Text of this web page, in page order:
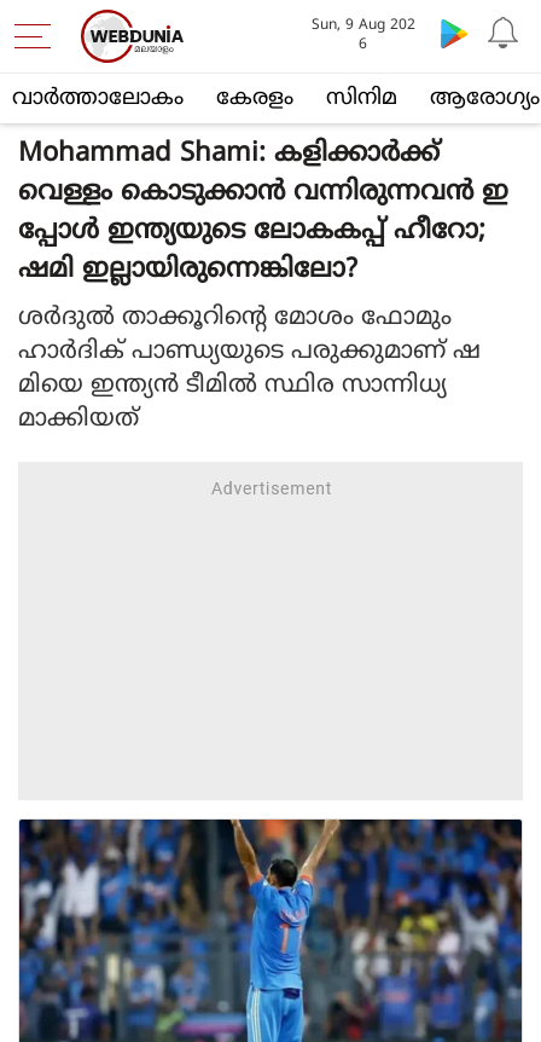
വാര്‍ത്താലോകം കേരളം സിനിമ ആരോഗ്യം
Sun, 9 Aug 202
6
Mohammad Shami: കളിക്കാര്‍ക്ക്
വെള്ളം കൊടുക്കാന്‍ വന്നിരുന്നവന്‍ ഇ
പ്പോള്‍ ഇന്ത്യയുടെ ലോകകപ്പ് ഹീറോ;
ഷമി ഇല്ലായിരുന്നെങ്കിലോ?
ശര്‍ദുല്‍ താക്കൂറിന്റെ മോശം ഫോമും
ഹാര്‍ദിക് പാണ്ഡ്യയുടെ പരുക്കുമാണ് ഷ
മിയെ ഇന്ത്യന്‍ ടീമില്‍ സ്ഥിര സാന്നിധ്യ
മാക്കിയത്